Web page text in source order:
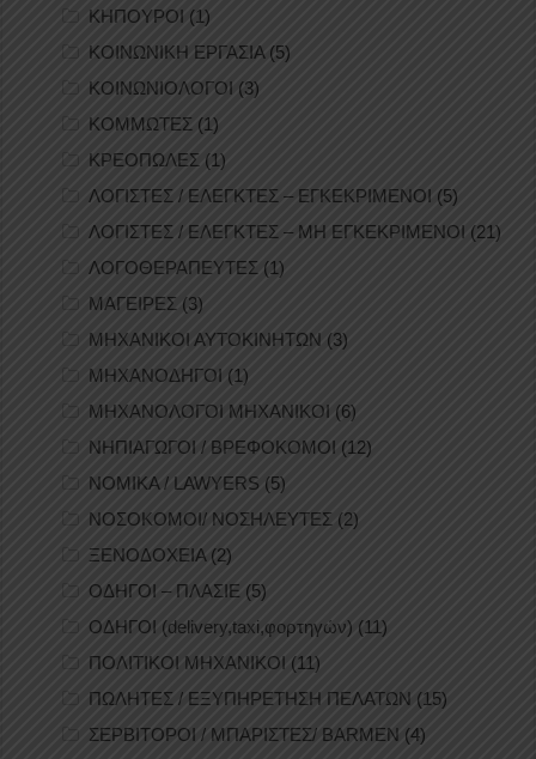
ΚΗΠΟΥΡΟΙ (1)
ΚΟΙΝΩΝΙΚΗ ΕΡΓΑΣΙΑ(5)
ΚΟΙΝΩΝΙΟΛΟΓΟΙ (3)
ΚΟΜΜΩΤΕΣ (1)
ΚΡΕΟΠΩΛΕΣ (1)
ΛΟΓΙΣΤΕΣ / ΕΛΕΓΚΤΕΣ – ΕΓΚΕΚΡΙΜΕΝΟΙ (5)
ΛΟΓΙΣΤΕΣ / ΕΛΕΓΚΤΕΣ – ΜΗ ΕΓΚΕΚΡΙΜΕΝΟΙ (21)
ΛΟΓΟΘΕΡΑΠΕΥΤΕΣ (1)
ΜΑΓΕΙΡΕΣ (3)
ΜΗΧΑΝΙΚΟΙ ΑΥΤΟΚΙΝΗΤΩΝ (3)
ΜΗΧΑΝΟΔΗΓΟΙ (1)
ΜΗΧΑΝΟΛΟΓΟΙ ΜΗΧΑΝΙΚΟΙ (6)
ΝΗΠΙΑΓΩΓΟΙ / ΒΡΕΦΟΚΟΜΟΙ (12)
ΝΟΜΙΚΑ / LAWYERS (5)
ΝΟΣΟΚΟΜΟΙ/ ΝΟΣΗΛΕΥΤΕΣ (2)
ΞΕΝΟΔΟΧΕΙΑ(2)
ΟΔΗΓΟΙ – ΠΛΑΣΙΕ (5)
ΟΔΗΓΟΙ (delivery,taxi,φορτηγών) (11)
ΠΟΛΙΤΙΚΟΙ ΜΗΧΑΝΙΚΟΙ (11)
ΠΩΛΗΤΕΣ / ΕΞΥΠΗΡΕΤΗΣΗ ΠΕΛΑΤΩΝ (15)
ΣΕΡΒΙΤΟΡΟΙ / ΜΠΑΡΙΣΤΕΣ/ BARMEN (4)